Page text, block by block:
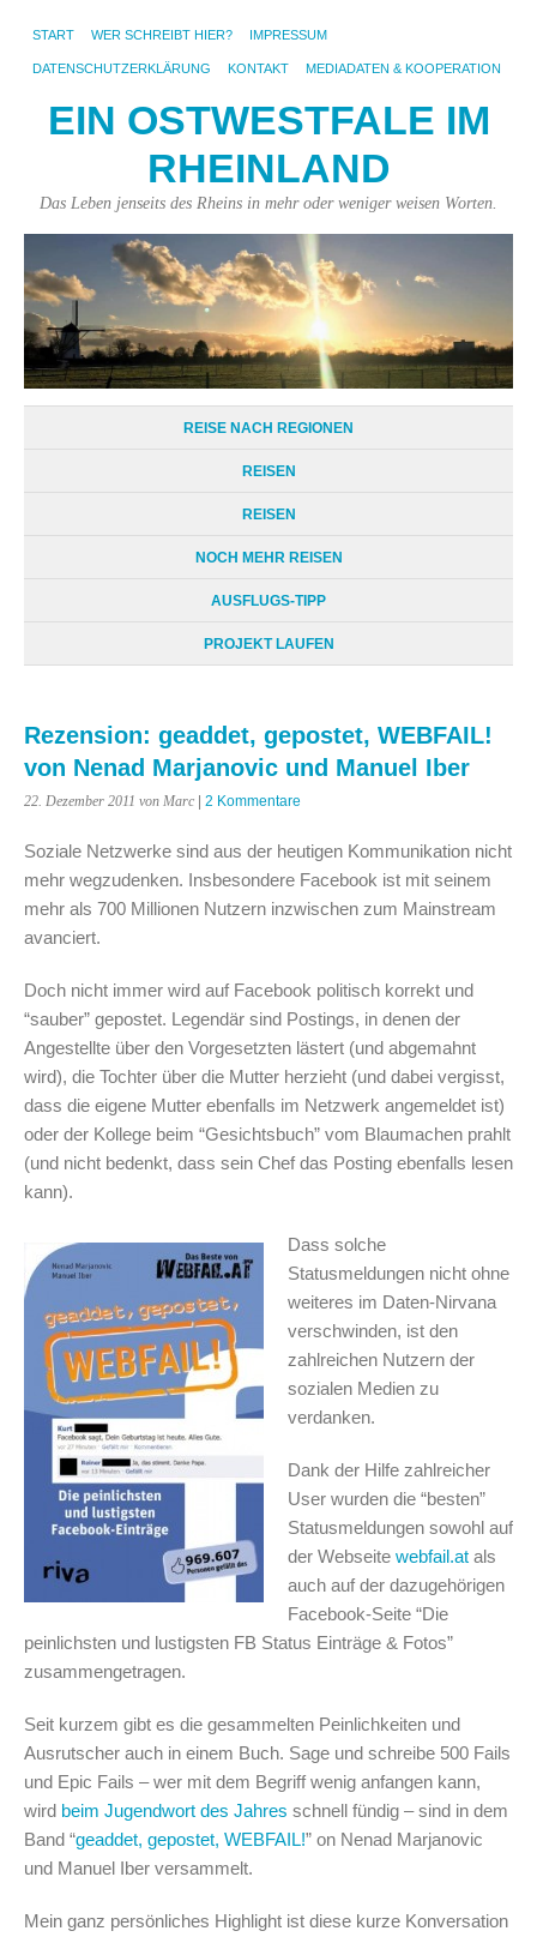
START WER SCHREIBT HIER? IMPRESSUM
DATENSCHUTZERKLÄRUNG KONTAKT MEDIADATEN & KOOPERATION
EIN OSTWESTFALE IM
RHEINLAND
Das Leben jenseits des Rheins in mehr oder weniger weisen Worten.
REISE NACH REGIONEN
REISEN
REISEN
NOCH MEHR REISEN
AUSFLUGS-TIPP
PROJEKT LAUFEN
Rezension: geaddet, gepostet, WEBFAIL!
von Nenad Marjanovic und Manuel Iber
22. Dezember 2011 von Marc | 2 Kommentare
Soziale Netzwerke sind aus der heutigen Kommunikation nicht
mehr wegzudenken. Insbesondere Facebook ist mit seinem
mehr als 700 Millionen Nutzern inzwischen zum Mainstream
avanciert.
Doch nicht immer wird auf Facebook politisch korrekt und
“sauber” gepostet. Legendär sind Postings, in denen der
Angestellte über den Vorgesetzten lästert (und abgemahnt
wird), die Tochter über die Mutter herzieht (und dabei vergisst,
dass die eigene Mutter ebenfalls im Netzwerk angemeldet ist)
oder der Kollege beim “Gesichtsbuch” vom Blaumachen prahlt
(und nicht bedenkt, dass sein Chef das Posting ebenfalls lesen
kann).
Dass solche
Statusmeldungen nicht ohne
weiteres im Daten-Nirvana
verschwinden, ist den
zahlreichen Nutzern der
sozialen Medien zu
verdanken.
Dank der Hilfe zahlreicher
User wurden die “besten”
Statusmeldungen sowohl auf
der Webseite webfail.at als
auch auf der dazugehörigen
Facebook-Seite “Die
peinlichsten und lustigsten FB Status Einträge & Fotos”
zusammengetragen.
Seit kurzem gibt es die gesammelten Peinlichkeiten und
Ausrutscher auch in einem Buch. Sage und schreibe 500 Fails
und Epic Fails – wer mit dem Begriff wenig anfangen kann,
wird beim Jugendwort des Jahres schnell fündig – sind in dem
Band “geaddet, gepostet, WEBFAIL!” on Nenad Marjanovic
und Manuel Iber versammelt.
Mein ganz persönliches Highlight ist diese kurze Konversation